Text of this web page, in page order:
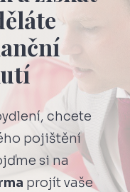
chcete
pojištění
si na
projít vaše